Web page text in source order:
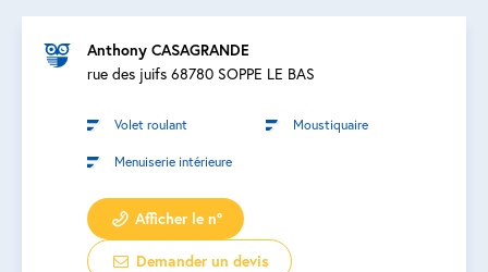
Anthony CASAGRANDE
rue des juifs 68780 SOPPE LE BAS
Volet roulant Moustiquaire
Menuiserie intérieure
Afficher le n°
Demander un devis